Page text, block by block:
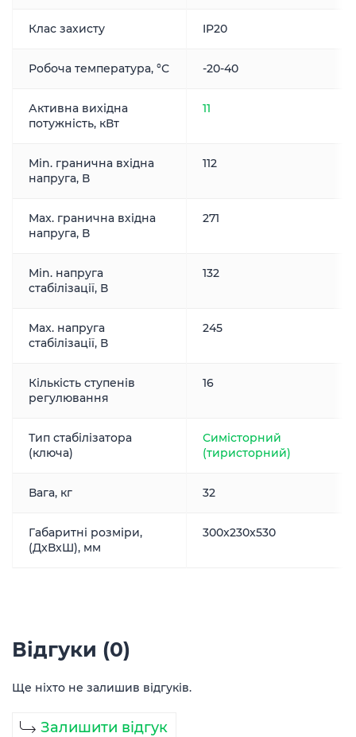
Клас захисту IP20
Робоча температура, °С -20-40
Активна вихідна
потужність, кВт
11
Min. гранична вхідна
напруга, В
112
Max. гранична вхідна
напруга, В
271
Min. напруга
стабілізації, В
132
Max. напруга
стабілізації, В
245
Кількість ступенів
регулювання
16
Тип стабілізатора
(ключа)
Симісторний
(тиристорний)
Вага, кг 32
Габаритні розміри,
(ДxВxШ), мм
300x230x530
Відгуки (0)
Ще ніхто не залишив відгуків.
Залишити відгук